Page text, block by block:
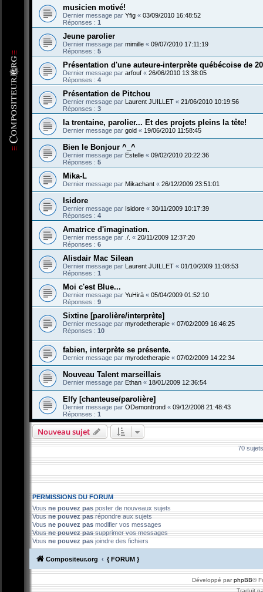
musicien motivé!
Dernier message par Yfig « 03/09/2010 16:48:52
Réponses : 1
Jeune parolier
Dernier message par mimille « 09/07/2010 17:11:19
Réponses : 5
Présentation d'une auteure-interprète québécoise de
Dernier message par arfouf « 26/06/2010 13:38:05
Réponses : 4
Présentation de Pitchou
Dernier message par Laurent JUILLET « 21/06/2010 10:19:56
Réponses : 3
la trentaine, parolier... Et des projets pleins la tête!
Dernier message par gold « 19/06/2010 11:58:45
Bien le Bonjour ^_^
Dernier message par Estelle « 09/02/2010 20:22:36
Réponses : 5
Mika-L
Dernier message par Mikachant « 26/12/2009 23:51:01
Isidore
Dernier message par Isidore « 30/11/2009 10:17:39
Réponses : 4
Amatrice d'imagination.
Dernier message par ./. « 20/11/2009 12:37:20
Réponses : 6
Alisdair Mac Silean
Dernier message par Laurent JUILLET « 01/10/2009 11:08:53
Réponses : 1
Moi c'est Blue...
Dernier message par YuHirà « 05/04/2009 01:52:10
Réponses : 9
Sixtine [parolière/interprète]
Dernier message par myrodetherapie « 07/02/2009 16:46:25
Réponses : 10
fabien, interprète se présente.
Dernier message par myrodetherapie « 07/02/2009 14:22:34
Nouveau Talent marseillais
Dernier message par Ethan « 18/01/2009 12:36:54
Elfy [chanteuse/parolière]
Dernier message par ODemontrond « 09/12/2008 21:48:43
Réponses : 1
Nouveau sujet
70
PERMISSIONS DU FORUM
Vous ne pouvez pas poster de nouveaux sujets
Vousne pouvez pasrépondre aux sujets
Vous ne pouvez pas modifier vos messages
Vousne pouvez passupprimer vos messages
Vous ne pouvez pas joindre des fichiers
Compositeur.org { FORUM }
Développé parphpBB®
Traduit